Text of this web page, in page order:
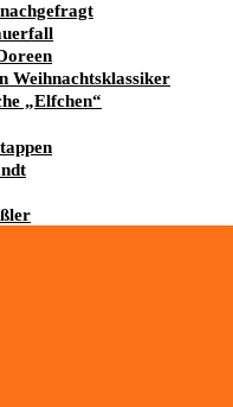
Weihnachtsklassiker
„Elfchen“